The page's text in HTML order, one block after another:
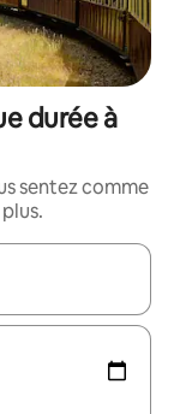
durée à
sentez comme
flèches vers le